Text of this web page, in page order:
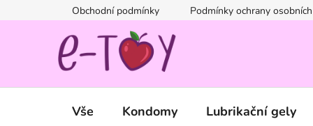
na
Obchodní podmínky Podmínky ochrany
Vše Kondomy Lubrikační gely